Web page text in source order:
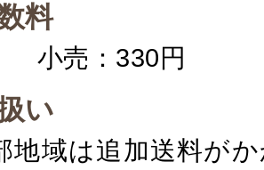
料
小売：330円 卸
い
地域は追加送料が